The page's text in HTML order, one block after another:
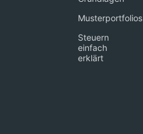
Musterportfolios
Steuern
einfach
erklärt